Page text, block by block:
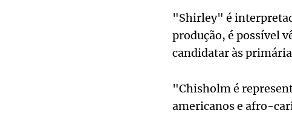
"Shirley" é
produção, é possível
candidatar às
"Chisholm é
americanos e afro-